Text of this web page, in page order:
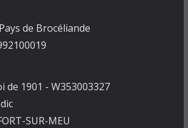
de Brocéliande
de 1901 - W353003327
SUR-MEU